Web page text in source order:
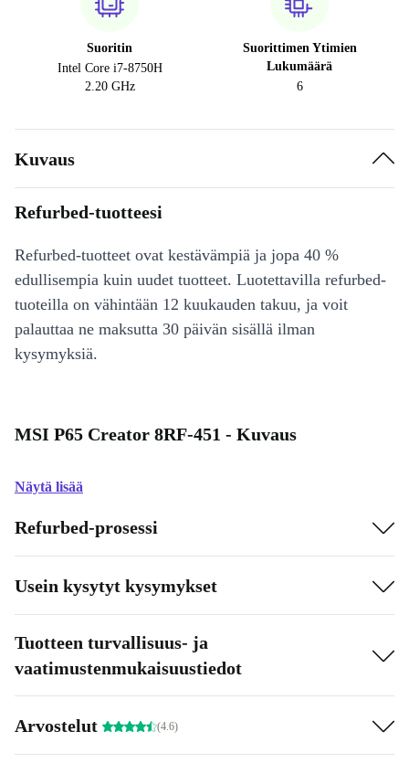
Suoritin
Intel Core i7-8750H
2.20 GHz
Suorittimen Ytimien
Lukumäärä
6
Kuvaus
Refurbed-tuotteesi
Refurbed-tuotteet ovat kestävämpiä ja jopa 40 %
edullisempia kuin uudet tuotteet. Luotettavilla refurbed-
tuoteilla on vähintään 12 kuukauden takuu, ja voit
palauttaa ne maksutta 30 päivän sisällä ilman
kysymyksiä.
MSI P65 Creator 8RF-451 - Kuvaus
Näytä lisää
Refurbed-prosessi
Usein kysytyt kysymykset
Tuotteen turvallisuus- ja
vaatimustenmukaisuustiedot
Arvostelut (4.6)